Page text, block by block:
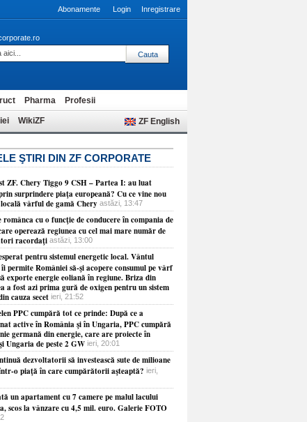
Abonamente Login Inregistrare
Pharma Profesii
WikiZF ZF English
ŞTIRI DIN ZF CORPORATE
ZF. Chery Tiggo 9 CSH – Partea I: au luat
surprindere piaţa europeană? Cu ce vine nou
vârful de gamă Chery astăzi, 13:47
românca cu o funcţie de conducere în compania de
operează regiunea cu cel mai mare număr de
racordaţi astăzi, 13:00
pentru sistemul energetic local. Vântul
permite României să-şi acopere consumul pe vârf
exporte energie eoliană în regiune. Briza din
a fost azi prima gură de oxigen pentru un sistem
cauza secet ieri, 21:52
PPC cumpără tot ce prinde: După ce a
active în România şi în Ungaria, PPC cumpără
germană din energie, care are proiecte în
Ungaria de peste 2 GW ieri, 20:01
dezvoltatorii să investească sute de milioane
o piaţă în care cumpărătorii aşteaptă? ieri,
un apartament cu 7 camere pe malul lacului
scos la vânzare cu 4,5 mil. euro. Galerie FOTO